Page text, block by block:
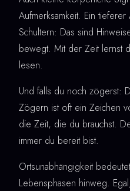
Aufmerksamkeit. Ein
Schultern: Das sind
bewegt. Mit der Zeit lernst
lesen.
Und falls du noch zögerst:
Zögern ist oft ein Zeichen
die Zeit, die du brauchst.
immer du bereit bist.
Ortsunabhängigkeit
Lebensphasen hinweg.